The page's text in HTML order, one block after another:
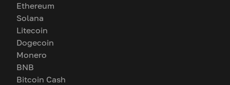
Ethereum
Solana
Litecoin
Dogecoin
Monero
BNB
Bitcoin Cash